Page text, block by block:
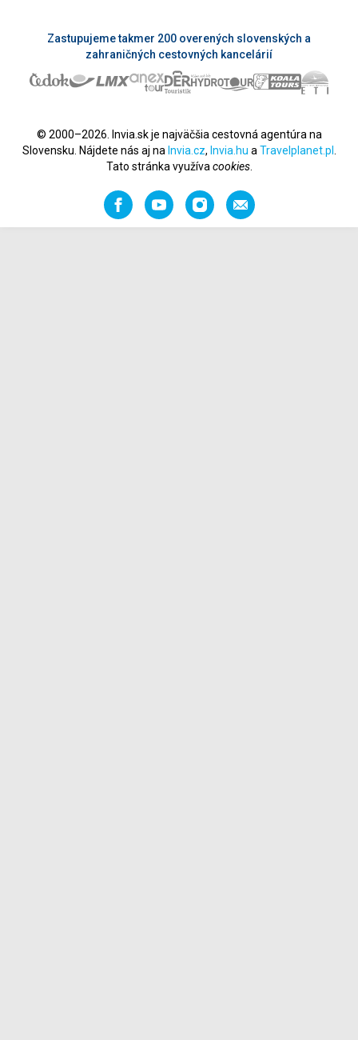
Zastupujeme takmer 200 overených slovenských a
zahraničných cestovných kancelárií
© 2000–2026. Invia.sk je najväčšia cestovná agentúra na
Slovensku. Nájdete nás aj na Invia.cz, Invia.hu a Travelplanet.pl
Tato stránka využíva cookies.
FacebookYouTubeInstagramOdporučiť